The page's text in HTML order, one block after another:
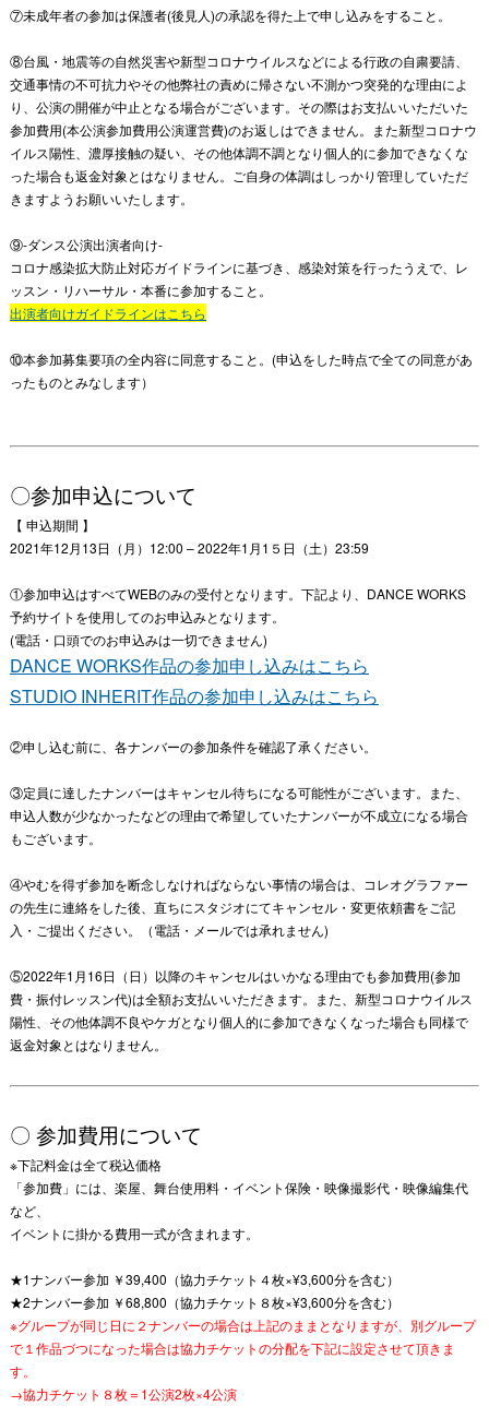
⑦未成年者の参加は保護者(後見人)の承認を得た上で申し込みをすること。
⑧台風・地震等の自然災害や新型コロナウイルスなどによる行政の自粛要請、
交通事情の不可抗力やその他弊社の責めに帰さない不測かつ突発的な理由によ
り、公演の開催が中止となる場合がございます。その際はお支払いいただいた
参加費用(本公演参加費用公演運営費)のお返しはできません。また新型コロナウ
イルス陽性、濃厚接触の疑い、その他体調不調となり個人的に参加できなくな
った場合も返金対象とはなりません。ご自身の体調はしっかり管理していただ
きますようお願いいたします。
⑨-ダンス公演出演者向け-
コロナ感染拡大防止対応ガイドラインに基づき、感染対策を行ったうえで、レ
ッスン・リハーサル・本番に参加すること。
出演者向けガイドラインはこちら
⑩本参加募集要項の全内容に同意すること。(申込をした時点で全ての同意があ
ったものとみなします）
〇参加申込について
【 申込期間 】
2021年12月13日（月）12:00 – 2022年1月1５日（土）23:59
①参加申込はすべてWEBのみの受付となります。下記より、DANCE WORKS
予約サイトを使用してのお申込みとなります。
(電話・口頭でのお申込みは一切できません)
DANCE WORKS作品の参加申し込みはこちら
STUDIO INHERIT作品の参加申し込みはこちら
②申し込む前に、各ナンバーの参加条件を確認了承ください。
③定員に達したナンバーはキャンセル待ちになる可能性がございます。また、
申込人数が少なかったなどの理由で希望していたナンバーが不成立になる場合
もございます。
④やむを得ず参加を断念しなければならない事情の場合は、コレオグラファー
の先生に連絡をした後、直ちにスタジオにてキャンセル・変更依頼書をご記
入・ご提出ください。（電話・メールでは承れません)
⑤2022年1月16日（日）以降のキャンセルはいかなる理由でも参加費用(参加
費・振付レッスン代)は全額お支払いいただきます。また、新型コロナウイルス
陽性、その他体調不良やケガとなり個人的に参加できなくなった場合も同様で
返金対象とはなりません。
〇 参加費用について
※下記料金は全て税込価格
「参加費」には、楽屋、舞台使用料・イベント保険・映像撮影代・映像編集代
など、
イベントに掛かる費用一式が含まれます。
★1ナンバー参加 ￥39,400（協力チケット４枚×¥3,600分を含む）
★2ナンバー参加 ￥68,800（協力チケット８枚×¥3,600分を含む）
※グループが同じ日に２ナンバーの場合は上記のままとなりますが、別グループ
で１作品づつになった場合は協力チケットの分配を下記に設定させて頂きま
す。
→協力チケット８枚＝1公演2枚×4公演